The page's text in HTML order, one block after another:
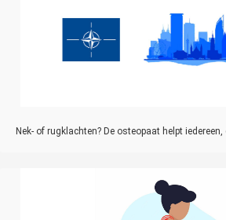
Nek- of rugklachten? De osteopaat helpt